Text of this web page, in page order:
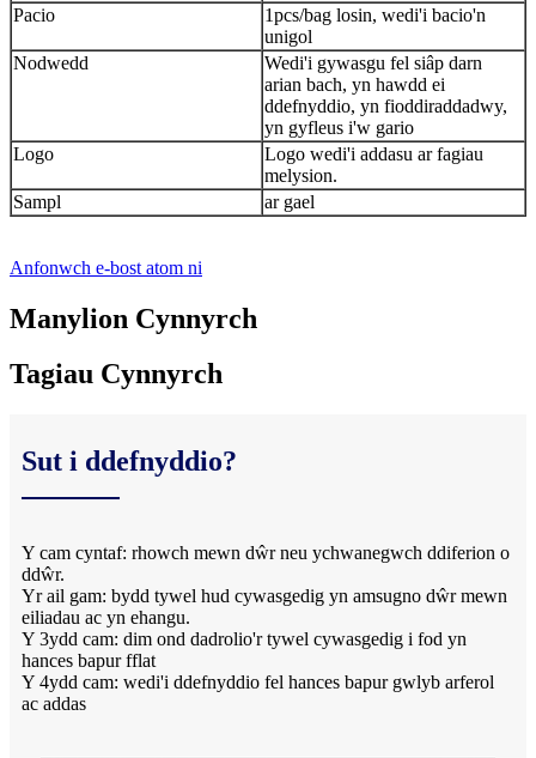
Pacio
1pcs/bag losin, wedi'i bacio'n
unigol
Nodwedd
Wedi'i gywasgu fel siâp darn
arian bach, yn hawdd ei
ddefnyddio, yn fioddiraddadwy,
yn gyfleus i'w gario
Logo
Logo wedi'i addasu ar fagiau
melysion.
Sampl
ar gael
Anfonwch e-bost atom ni
Manylion Cynnyrch
Tagiau Cynnyrch
Sut i ddefnyddio?
Y cam cyntaf: rhowch mewn dŵr neu ychwanegwch ddiferion o
ddŵr.
Yr ail gam: bydd tywel hud cywasgedig yn amsugno dŵr mewn
eiliadau ac yn ehangu.
Y 3ydd cam: dim ond dadrolio'r tywel cywasgedig i fod yn
hances bapur fflat
Y 4ydd cam: wedi'i ddefnyddio fel hances bapur gwlyb arferol
ac addas